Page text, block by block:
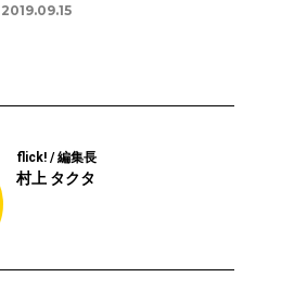
2019.09.15
flick! / 編集長
村上 タクタ